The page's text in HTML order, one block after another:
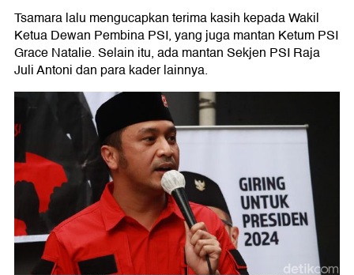
Tsamara lalu mengucapkan terima kasih kepada Wakil
Ketua Dewan Pembina PSI, yang juga mantan Ketum PSI
Grace Natalie. Selain itu, ada mantan Sekjen PSI Raja
Juli Antoni dan para kader lainnya.